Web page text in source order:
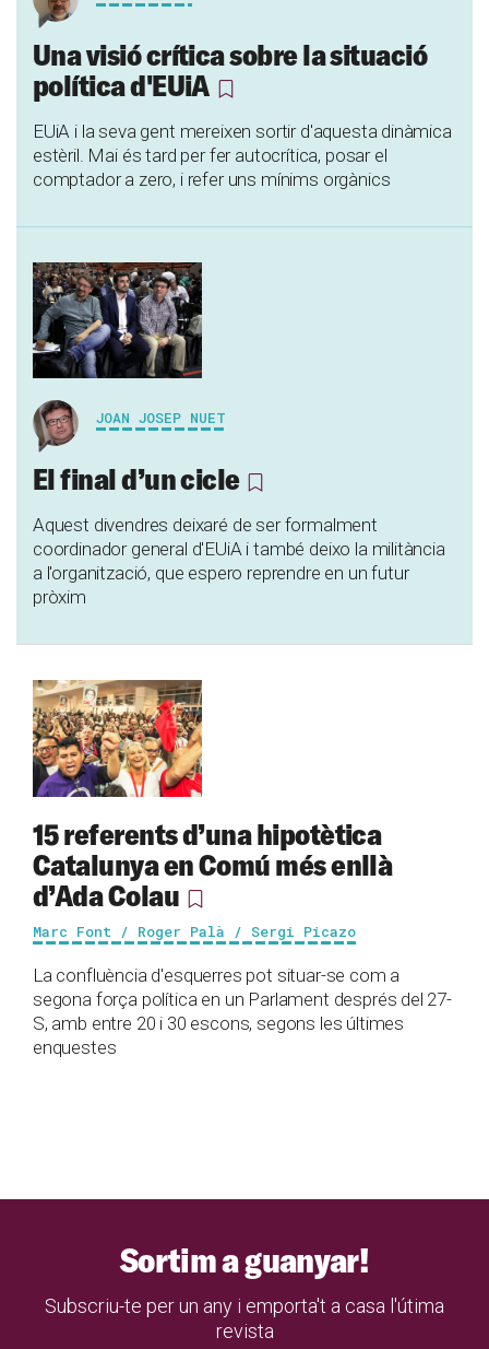
Una visió crítica sobre la situació
política d'EUiA
EUiA i la seva gent mereixen sortir d'aquesta dinàmica
estèril. Mai és tard per fer autocrítica, posar el
comptador a zero, i refer uns mínims orgànics
JOAN JOSEP NUET
El final d’un cicle
Aquest divendres deixaré de ser formalment
coordinador general d'EUiA i també deixo la militància
a l'organització, que espero reprendre en un futur
pròxim
15 referents d’una hipotètica
Catalunya en Comú més enllà
d’Ada Colau
Marc Font / Roger Palà / Sergi Picazo
La confluència d'esquerres pot situar-se com a
segona força política en un Parlament després del 27-
S, amb entre 20 i 30 escons, segons les últimes
enquestes
Sortim a guanyar!
Subscriu-te per un any i emporta't a casa l'útima
revista